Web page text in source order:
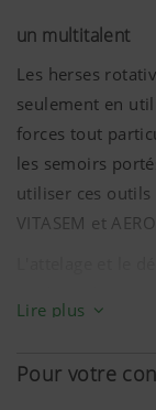
un multitalent
Les herses
seulement en
forces tout
les semoirs
utiliser ces outils
VITASEM et
semoirs
points d'appui -
Lire plus
Pour votre